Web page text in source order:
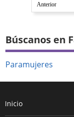
Anterior
Búscanos en
Paramujeres
Inicio